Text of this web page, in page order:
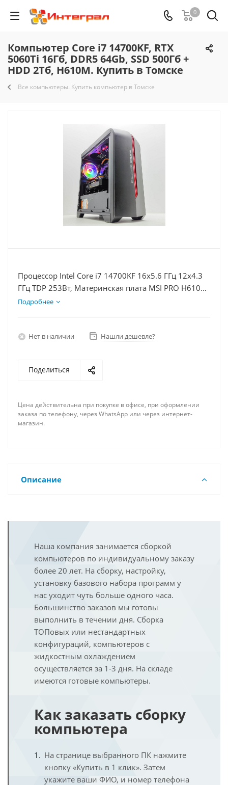
0
Компьютер Core i7 14700KF, RTX
5060Ti 16Гб, DDR5 64Gb, SSD 500Гб +
HDD 2Тб, H610M. Купить в Томске
Все компьютеры. Купить компьютер в Томске
Процессор Intel Core i7 14700KF 16x5.6 ГГц 12x4.3
ГГц TDP 253Вт, Материнская плата MSI PRO H610M-
E D5, Видеокарта RTX 5060Ti 16Гб, Память
Подробнее
Нет в наличии Нашли дешевле?
Поделиться
Цена действительна при покупке в офисе, при оформлении
заказа по телефону, через WhatsApp или через интернет-
магазин.
Описание
Наша компания занимается сборкой
компьютеров по индивидуальному заказу
более 20 лет. На сборку, настройку,
установку базового набора программ у
нас уходит чуть больше одного часа.
Большинство заказов мы готовы
выполнить в течении дня. Сборка
ТОПовых или нестандартных
конфигураций, компьютеров с
жидкостным охлаждением
осуществляется за 1-3 дня. На складе
имеются готовые компьютеры.
Как заказать сборку
компьютера
На странице выбранного ПК нажмите
кнопку «Купить в 1 клик». Затем
укажите ваши ФИО, и номер телефона